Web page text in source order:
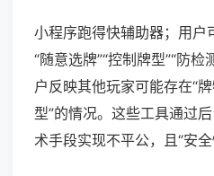
小程序跑得快辅助器；用户
“随意选牌”“控制牌型”“防
户反映其他玩家可能存在“
型”的情况。这些工具通过
术手段实现不平公，且“安全